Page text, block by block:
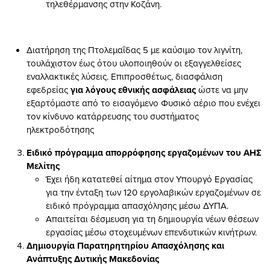
τηλεθέρμανσης στην Κοζάνη.
Διατήρηση της Πτολεμαΐδας 5 με καύσιμο τον λιγνίτη,
τουλάχιστον έως ότου υλοποιηθούν οι εξαγγελθείσες
εναλλακτικές λύσεις. Επιπροσθέτως, διασφάλιση
εφεδρείαςγια λόγους εθνικής ασφάλειαςώστε να μην
εξαρτόμαστε από το εισαγόμενο Φυσικό αέριο που ενέχει
τον κίνδυνο κατάρρευσης του συστήματος
ηλεκτροδότησης
Ειδικό πρόγραμμα απορρόφησης εργαζομένων του ΑΗΣ
Μελίτης
Έχει ήδη κατατεθεί αίτημα στον Υπουργό Εργασίας
για την ένταξη των 120 εργολαβικών εργαζομένων σε
ειδικό πρόγραμμα απασχόλησης μέσω ΔΥΠΑ.
Απαιτείται δέσμευση για τη δημιουργία νέων θέσεων
εργασίας μέσω στοχευμένων επενδυτικών κινήτρων.
Δημιουργία Παρατηρητηρίου Απασχόλησης και
Ανάπτυξης Δυτικής Μακεδονίας